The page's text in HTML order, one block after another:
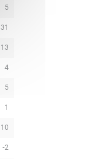
5
31
13
4
5
1
10
-2